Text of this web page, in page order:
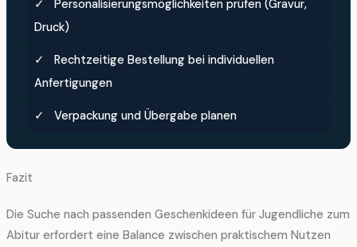
✓
Personalisierungsmöglichkeiten prüfen (Gravur,
Druck)
✓
Rechtzeitige Bestellung bei individuellen
Anfertigungen
✓ Verpackung und Übergabe planen
Fazit
Die Suche nach passenden Geschenkideen für Jugendliche zum
Abitur erfordert eine Balance zwischen praktischem Nutzen